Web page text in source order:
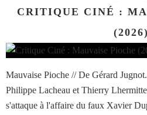
CRITIQUE CINÉ :
(2026)
Mauvaise Pioche // De Gérard
Philippe Lacheau et Thierry
s'attaque à l'affaire du faux Xavier